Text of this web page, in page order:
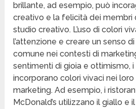
brillante, ad esempio, può
creativo e la felicità dei membri
studio creativo. L’uso di colori
l’attenzione e creare un senso
comune nei contesti di
sentimenti di gioia e ottimismo,
incorporano colori vivaci nei
marketing. Ad esempio, i
McDonald’s utilizzano il giallo e